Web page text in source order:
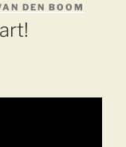
DEN BOOM